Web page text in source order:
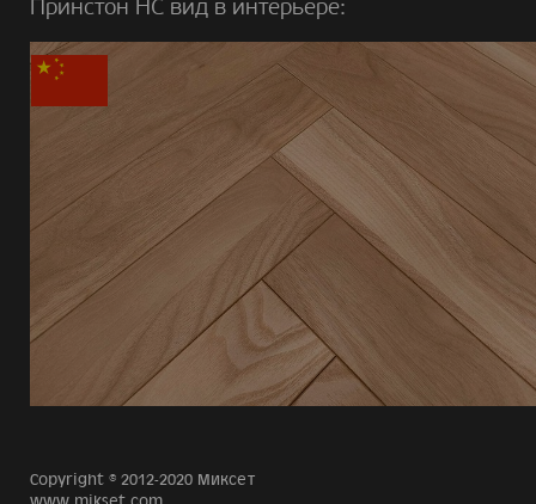
Принстон HC вид в интерьере:
Copyright © 2012-2020 Миксет